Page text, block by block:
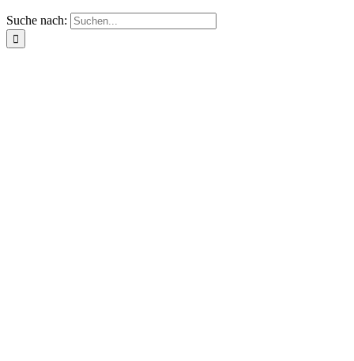
Suche nach: